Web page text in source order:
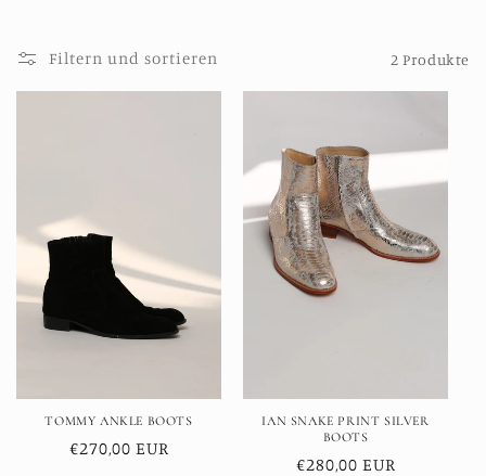
Filtern und sortieren 2 Produkte
TOMMY ANKLE BOOTS
Normaler
€270,00 EUR
IAN SNAKE PRINT SILVER
BOOTS
Normaler
€280,00 EUR